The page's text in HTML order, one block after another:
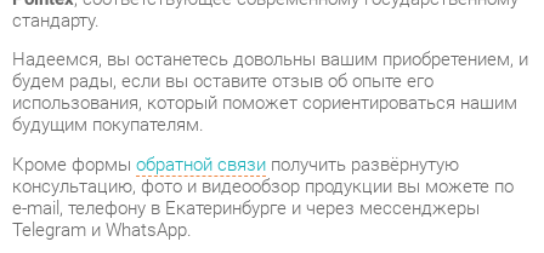
Кроме формыобратной связиполучить развёрнутую
консультацию, фото и видеообзор продукции вы можете по
e-mail, телефону в Екатеринбурге и через мессенджеры
Telegram и WhatsApp.
Готовые комплекты также можно сравнить между собой в
нашем шоу-руме и купить Комплект мебели для персонала
POINTEX Trend TRD13 Темный дуб, самостоятельно забрав
его с нашего центрального склада в г. Екатеринбург. Полный
список адресов и магазинов смотрите на странице
контактов.